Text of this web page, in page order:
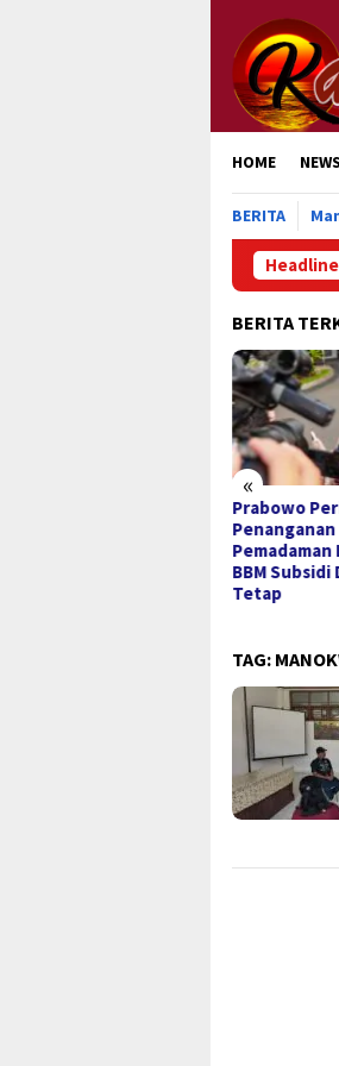
konten
HOME NEWS
BERITA
Headline
BERITA
«
Pemkab
Honorer,
Guru dan
TAG: